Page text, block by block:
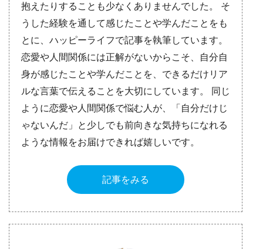
抱えたりすることも少なくありませんでした。 そ
うした経験を通して感じたことや学んだことをも
とに、ハッピーライフで記事を執筆しています。
恋愛や人間関係には正解がないからこそ、自分自
身が感じたことや学んだことを、できるだけリア
ルな言葉で伝えることを大切にしています。 同じ
ように恋愛や人間関係で悩む人が、「自分だけじ
ゃないんだ」と少しでも前向きな気持ちになれる
ような情報をお届けできれば嬉しいです。
記事をみる